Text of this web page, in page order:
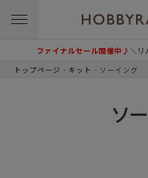
ファイナルセール開催中♪＼リ
トップページ キット ソーイング
ソ